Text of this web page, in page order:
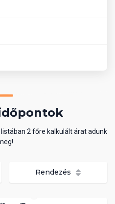
2 főre kalkulált árat adunk
Rendezés